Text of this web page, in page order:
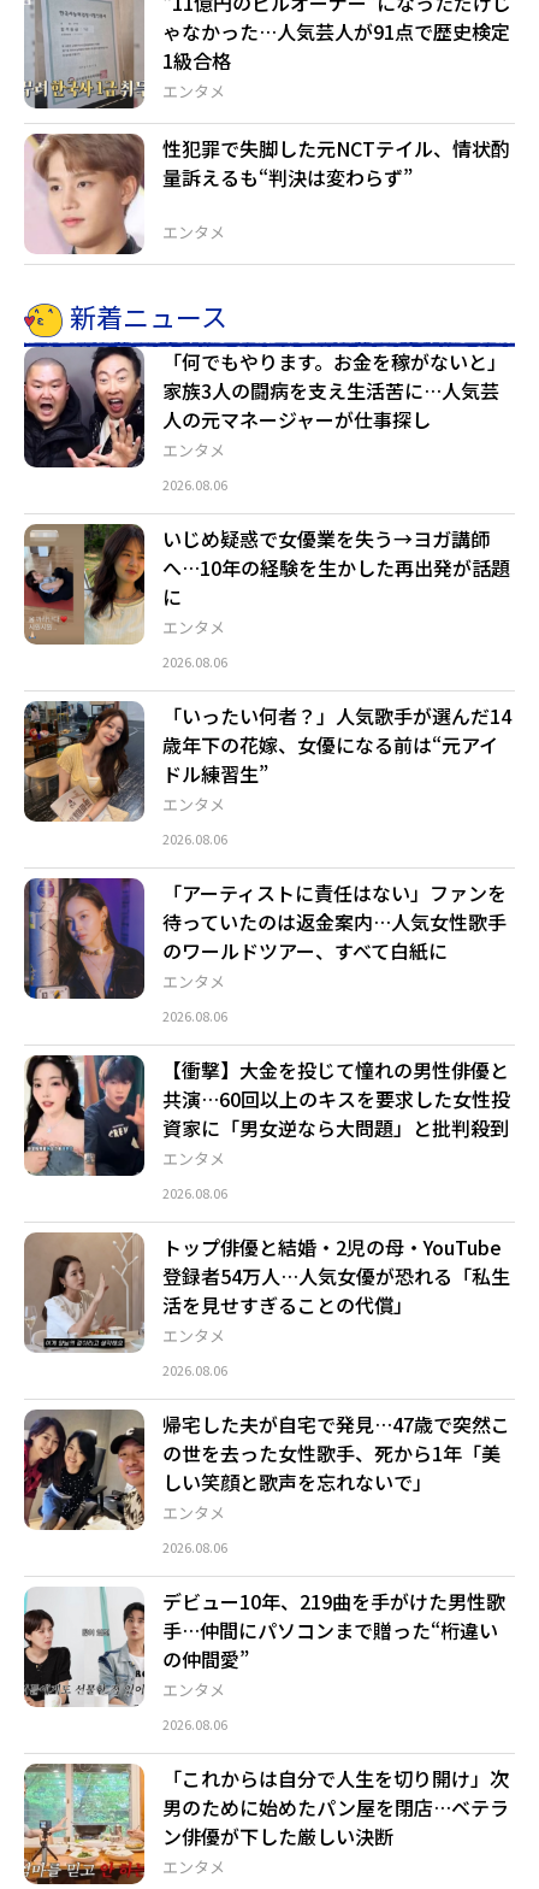
エンタメ
ゃなかった…人気芸人が91点で歴史検定
1級合格
エンタメ
性犯罪で失脚した元NCTテイル、情状酌
量訴えるも“判決は変わらず”
新着ニュース
エンタメ
「何でもやります。お金を稼がないと」
家族3人の闘病を支え生活苦に…人気芸
人の元マネージャーが仕事探し
2026.08.06
エンタメ
いじめ疑惑で女優業を失う→ヨガ講師
へ…10年の経験を生かした再出発が話題
に
2026.08.06
エンタメ
「いったい何者？」人気歌手が選んだ14
歳年下の花嫁、女優になる前は“元アイ
ドル練習生”
2026.08.06
エンタメ
「アーティストに責任はない」ファンを
待っていたのは返金案内…人気女性歌手
のワールドツアー、すべて白紙に
2026.08.06
エンタメ
【衝撃】大金を投じて憧れの男性俳優と
共演…60回以上のキスを要求した女性投
資家に「男女逆なら大問題」と批判殺到
2026.08.06
エンタメ
トップ俳優と結婚・2児の母・YouTube
登録者54万人…人気女優が恐れる「私生
活を見せすぎることの代償」
2026.08.06
エンタメ
帰宅した夫が自宅で発見…47歳で突然こ
の世を去った女性歌手、死から1年「美
しい笑顔と歌声を忘れないで」
2026.08.06
エンタメ
デビュー10年、219曲を手がけた男性歌
手…仲間にパソコンまで贈った“桁違い
の仲間愛”
2026.08.06
エンタメ
「これからは自分で人生を切り開け」次
男のために始めたパン屋を閉店…ベテラ
ン俳優が下した厳しい決断